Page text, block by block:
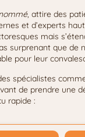
, attire des
et d’experts
mais
surprenant que
pour leur
spécialistes
de prendre une
rapide :